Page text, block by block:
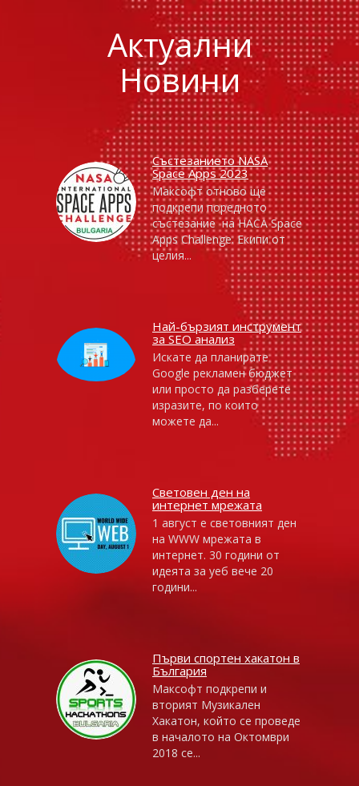
Актуални
Новини
Състезанието NASA
Space Apps 2023
Максофт отново ще
подкрепи поредното
състезание на НАСА Space
Apps Challenge. Екипи от
целия...
Най-бързият инструмент
за SEO анализ
Искате да планирате
Google рекламен бюджет
или просто да разберете
изразите, по които
можете да...
Световен ден на
интернет мрежата
1 август е световният ден
на WWW мрежата в
интернет. 30 години от
идеята за уеб вече 20
години...
Първи спортен хакатон в
България
Максофт подкрепи и
вторият Музикален
Хакатон, който се проведе
в началото на Октомври
2018 се...